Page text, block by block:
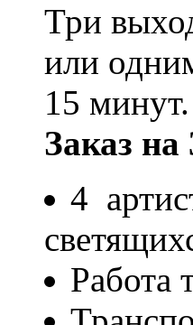
Три
или
15 минут.
Заказ на
4
Работа